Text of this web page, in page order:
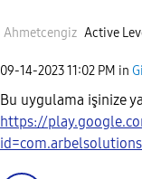
Ahmetcengiz Active
‎09-14-202311:02 PM in
Bu uygulama işinize
https://